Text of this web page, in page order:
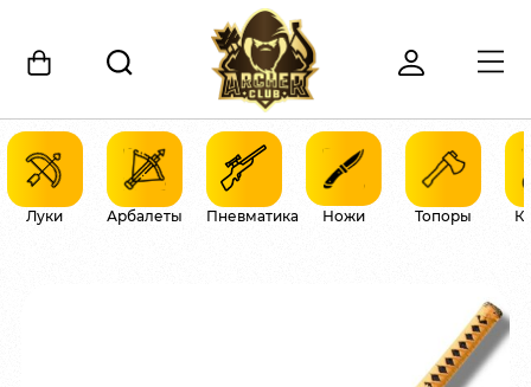
Луки Арбалеты Пневматика Ножи Топоры